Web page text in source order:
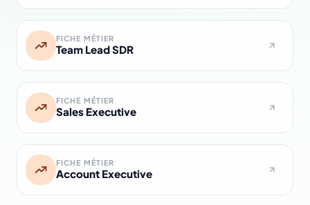
FICHE MÉTIER
Team Lead SDR
FICHE MÉTIER
Sales Executive
FICHE MÉTIER
Account Executive